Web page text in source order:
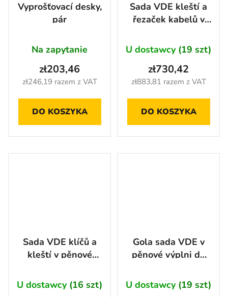
Vyprošťovací desky,
pár
Na zapytanie
zł246,19 razem z VAT
zł203,46
DO KOSZYKA
Sada VDE kleští a
řezaček kabelů v
ks - AH2405
U dostawcy (19 szt)
zł883,81 razem z VAT
zł730,42
DO KOSZYKA
Sada VDE klíčů a
kleští v pěnové
AH2403
U dostawcy (16 szt)
Gola sada VDE v
pěnové výplni do
31 ks - AH2401
U dostawcy (19 szt)